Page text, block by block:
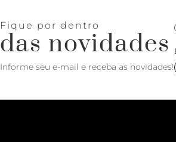
Fique por dentro
das novidades
Informe seu e-mail e receba as novidades!